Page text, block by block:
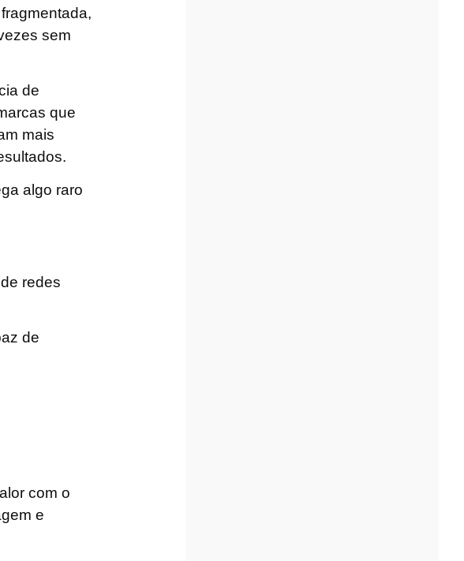
sem
de
que
mais
algo raro
redes
de
com o
e